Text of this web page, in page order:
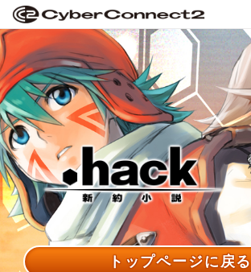
トップページに戻る